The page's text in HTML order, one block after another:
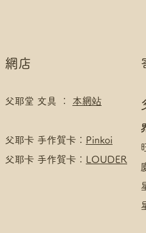
網店
父耶堂 文具 ： 本網站
​父耶卡 手作賀卡： Pinkoi
父耶卡 手作賀卡： LOUDER